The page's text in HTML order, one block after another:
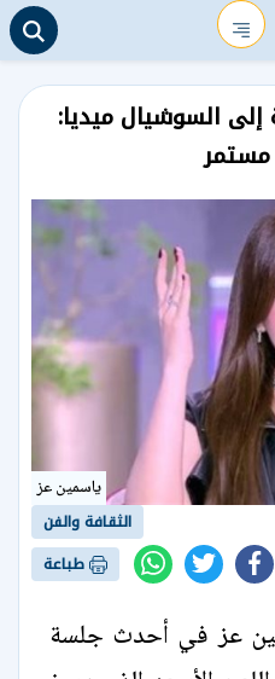
السوشيال ميديا:
ياسمين عز
الثقافة والفن
طباعة
عز في أحدث جلسة